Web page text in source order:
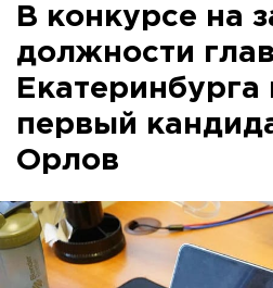
В конкурсе на
должности
Екатеринбурга
первый
Орлов